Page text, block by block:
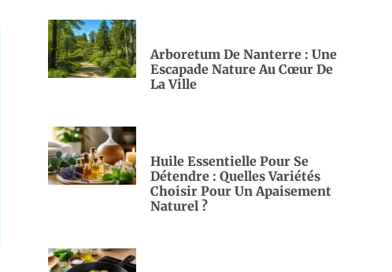
Arboretum De Nanterre : Une
Escapade Nature Au Cœur De
La Ville
Huile Essentielle Pour Se
Détendre : Quelles Variétés
Choisir Pour Un Apaisement
Naturel ?